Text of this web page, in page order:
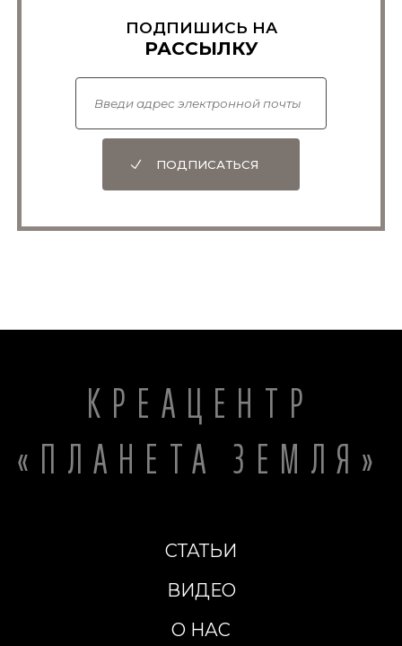
ПОДПИШИСЬ НА
РАССЫЛКУ
ПОДПИСАТЬСЯ
КРЕАЦЕНТР
«ПЛАНЕТА ЗЕМЛЯ»
СТАТЬИ
ВИДЕО
О НАС